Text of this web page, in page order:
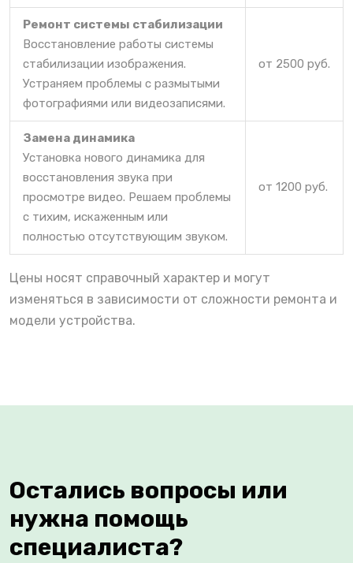
Ремонт системы стабилизации
Восстановление работы системы
стабилизации изображения.
Устраняем проблемы с размытыми
фотографиями или видеозаписями.
от 2500 руб.
Замена динамика
Установка нового динамика для
восстановления звука при
просмотре видео. Решаем проблемы
с тихим, искаженным или
полностью отсутствующим звуком.
от 1200 руб.
Цены носят справочный характер и могут
изменяться в зависимости от сложности ремонта и
модели устройства.
Остались вопросы или
нужна помощь
специалиста?